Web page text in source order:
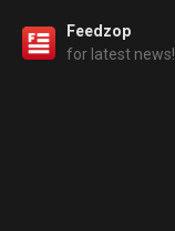
Feedzop
for latest news!